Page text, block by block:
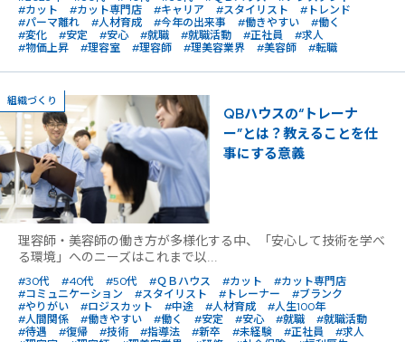
#カット
#カット専門店 #キャリア #スタイリスト
#トレンド
#パーマ離れ
#人材育成 #今年の出来事 #働きやすい
#働く
#変化
#安定 #安心 #就職 #就職活動 #正社員
#求人
#物価上昇
#理容室 #理容師 #理美容業界 #美容師 #転職
組織づくり
QBハウスの“トレーナ
ー”とは？教えることを仕
事にする意義
理容師・美容師の働き方が多様化する中、「安心して技術を学べ
る環境」へのニーズはこれまで以...
#30代 #40代 #50代 #ＱＢハウス #カット
#カット専門店
#コミュニケーション
#スタイリスト #トレーナー
#ブランク
#やりがい
#ロジスカット #中途 #人材育成
#人生100年
#人間関係
#働きやすい #働く #安定 #安心 #就職
#就職活動
#待遇
#復帰 #技術 #指導法 #新卒 #未経験 #正社員
#求人